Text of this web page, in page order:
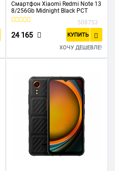
Смартфон Xiaomi Redmi Note 13
8/256Gb Midnight Black РСТ
508753
24 165 КУПИТЬ
ХОЧУ ДЕШЕВЛЕ!